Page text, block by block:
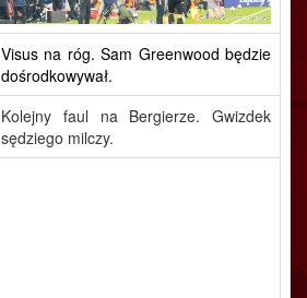
Visus na róg. Sam Greenwood będzie
dośrodkowywał.
Kolejny faul na Bergierze. Gwizdek
sędziego milczy.